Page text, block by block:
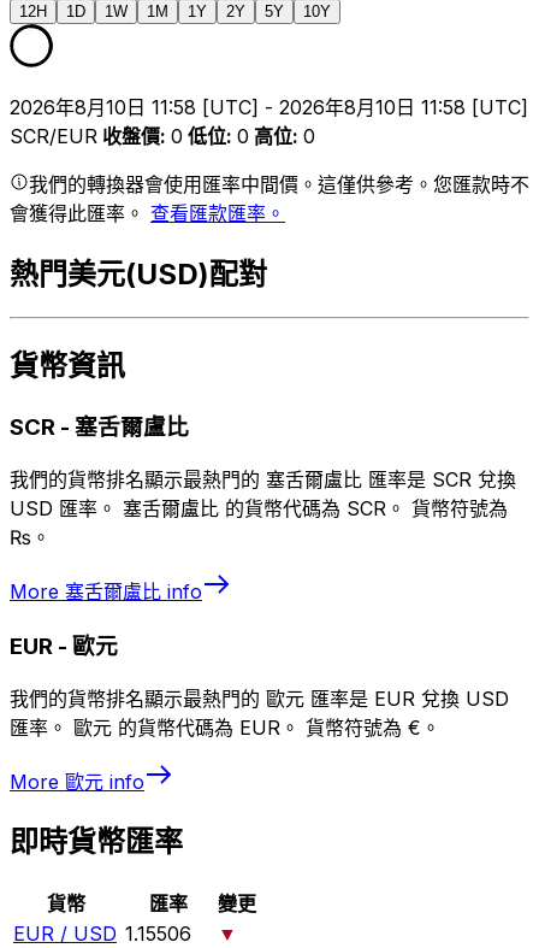
12H 1D 1W 1M 1Y 2Y 5Y 10Y
2026年8月10日 11:58 [UTC] - 2026年8月10日 11:58 [UTC]
SCR/EUR 收盤價: 0 低位: 0 高位: 0
我們的轉換器會使用匯率中間價。這僅供參考。您匯款時不
會獲得此匯率。 查看匯款匯率。
熱門美元(USD)配對
貨幣資訊
SCR - 塞舌爾盧比
我們的貨幣排名顯示最熱門的 塞舌爾盧比 匯率是 SCR 兌換
USD 匯率。 塞舌爾盧比 的貨幣代碼為 SCR。 貨幣符號為
₨。
More 塞舌爾盧比 info
EUR - 歐元
我們的貨幣排名顯示最熱門的 歐元 匯率是 EUR 兌換 USD
匯率。 歐元 的貨幣代碼為 EUR。 貨幣符號為 €。
More 歐元 info
即時貨幣匯率
貨幣 匯率
變更
EUR / USD 1.15506
▼